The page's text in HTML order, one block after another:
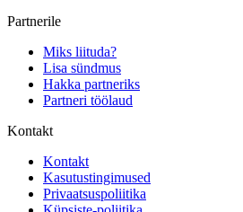
Partnerile
Miks liituda?
Lisa sündmus
Hakka partneriks
Partneri töölaud
Kontakt
Kontakt
Kasutustingimused
Privaatsuspoliitika